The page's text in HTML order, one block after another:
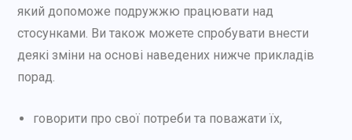
який допоможе подружжю працювати над
стосунками. Ви також можете спробувати внести
деякі зміни на основі наведених нижче прикладів
порад.
говорити про свої потреби та поважати їх,